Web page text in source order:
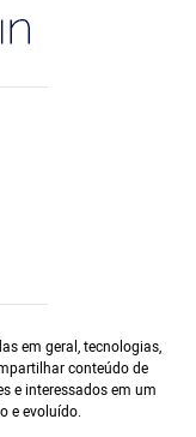
em geral, tecnologias,
conteúdo de
e interessados em um
e evoluído.